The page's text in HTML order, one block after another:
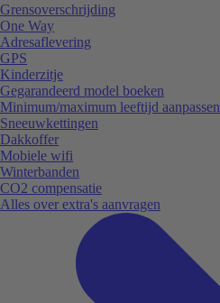
Grensoverschrijding
One Way
Adresaflevering
GPS
Kinderzitje
Gegarandeerd model boeken
Minimum/maximum leeftijd aanpassen
Sneeuwkettingen
Dakkoffer
Mobiele wifi
Winterbanden
CO2 compensatie
Alles over extra's aanvragen